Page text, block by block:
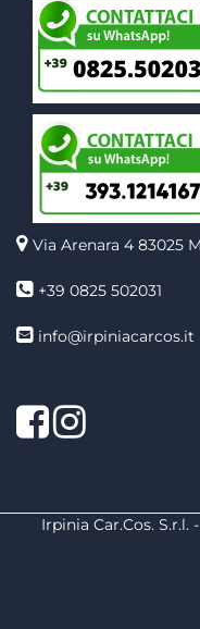
Via Arenara 4 83025
+39 0825 502031
info@irpiniacarcos.it
FacebookInstagram
Irpinia Car.Cos. S.r.l.